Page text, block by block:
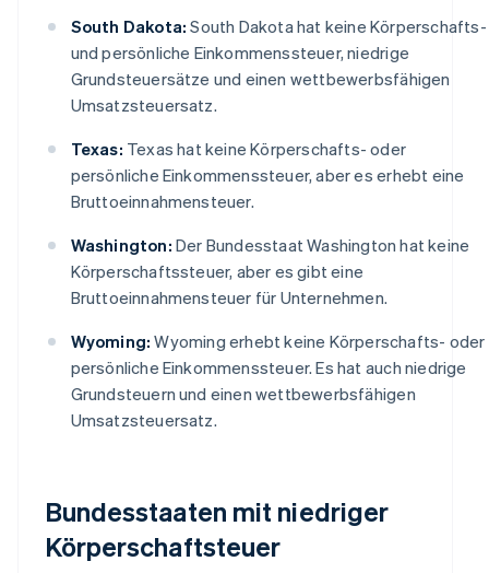
South Dakota: South Dakota hat keine Körperschafts-
und persönliche Einkommenssteuer, niedrige
Grundsteuersätze und einen wettbewerbsfähigen
Umsatzsteuersatz.
Texas: Texas hat keine Körperschafts- oder
persönliche Einkommenssteuer, aber es erhebt eine
Bruttoeinnahmensteuer.
Washington: Der Bundesstaat Washington hat keine
Körperschaftssteuer, aber es gibt eine
Bruttoeinnahmensteuer für Unternehmen.
Wyoming: Wyoming erhebt keine Körperschafts- oder
persönliche Einkommenssteuer. Es hat auch niedrige
Grundsteuern und einen wettbewerbsfähigen
Umsatzsteuersatz.
Bundesstaaten mit niedriger
Körperschaftsteuer